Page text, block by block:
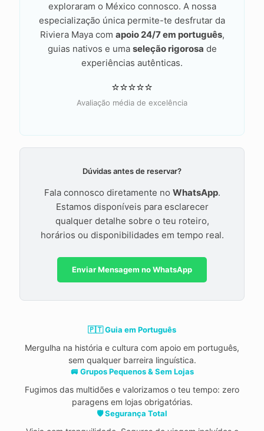
exploraram o México connosco. A nossa
especialização única permite-te desfrutar da
Riviera Maya com apoio 24/7 em português,
guias nativos e uma seleção rigorosa de
experiências autênticas.
⭐⭐⭐⭐⭐
Avaliação média de excelência
Dúvidas antes de reservar?
Fala connosco diretamente no WhatsApp.
Estamos disponíveis para esclarecer
qualquer detalhe sobre o teu roteiro,
horários ou disponibilidades em tempo real.
Enviar Mensagem no WhatsApp
🇵🇹 Guia em Português
Mergulha na história e cultura com apoio em português,
sem qualquer barreira linguística.
🚐 Grupos Pequenos & Sem Lojas
Fugimos das multidões e valorizamos o teu tempo: zero
paragens em lojas obrigatórias.
🛡️ Segurança Total